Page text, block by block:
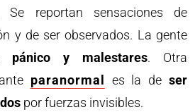
Se reportan sensaciones de
y de ser observados. La gente
pánico y malestares. Otra
paranormal es la de ser
por fuerzas invisibles.